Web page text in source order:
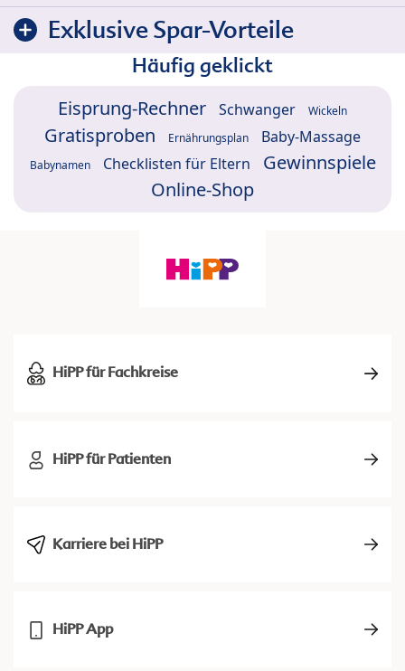
Exklusive Spar-Vorteile
Häufig geklickt
Eisprung-Rechner Schwanger Wickeln
Gratisproben Ernährungsplan Baby-Massage
Babynamen Checklisten für Eltern
Gewinnspiele
Online-Shop
HiPP für Fachkreise
HiPP für Patienten
Karriere bei HiPP
HiPP App